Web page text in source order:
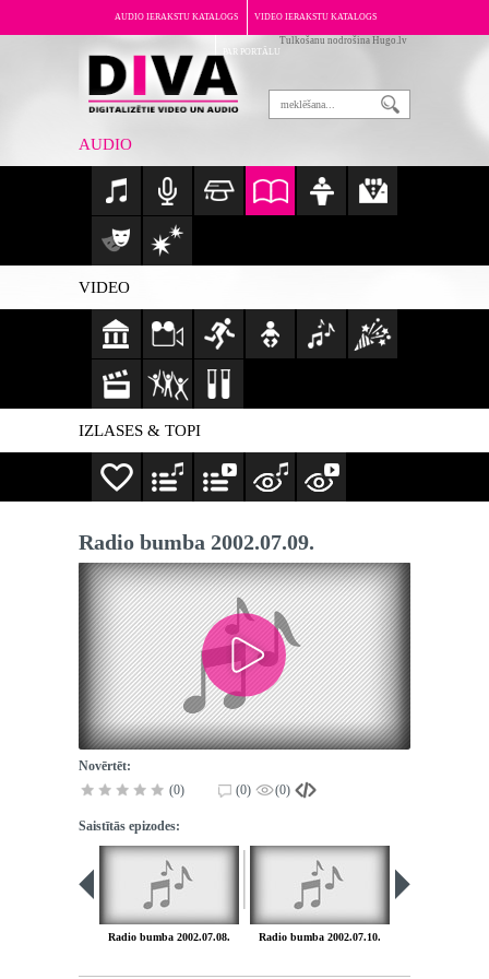
AUDIO IERAKSTU KATALOGS VIDEO IERAKSTU KATALOGS
PAR PORTĀLU
Tulkošanu nodrošina Hugo.lv
AUDIO
VIDEO
IZLASES & TOPI
Radio bumba 2002.07.09.
Novērtēt:
(0)
(0) (0)
Saistītās epizodes:
Radio bumba 2002.07.08. Radio bumba 2002.07.10.